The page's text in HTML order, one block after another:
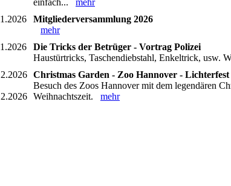
einfach... mehr
Mitgliederversammlung 2026
mehr
Die Tricks der Betrüger - Vortrag Polizei
Haustürtricks, Taschendiebstahl, Enkeltrick, usw.
Christmas Garden - Zoo Hannover - Lichterfest
Besuch des Zoos Hannover mit dem legendären
Weihnachtszeit. mehr